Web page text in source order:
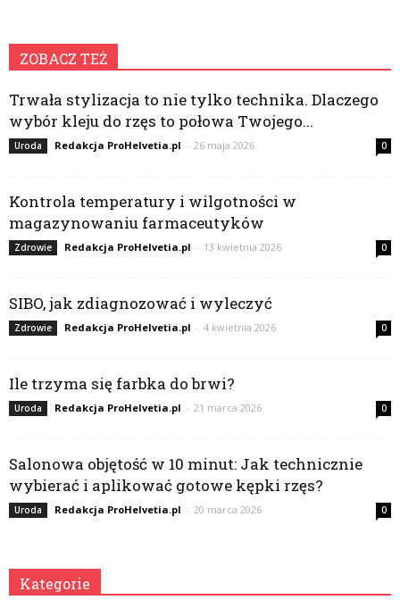
ZOBACZ TEŻ
Trwała stylizacja to nie tylko technika. Dlaczego
wybór kleju do rzęs to połowa Twojego...
Uroda Redakcja ProHelvetia.pl - 26 maja 2026 0
Kontrola temperatury i wilgotności w
magazynowaniu farmaceutyków
Zdrowie Redakcja ProHelvetia.pl - 13 kwietnia 2026 0
SIBO, jak zdiagnozować i wyleczyć
Zdrowie Redakcja ProHelvetia.pl - 4 kwietnia 2026 0
Ile trzyma się farbka do brwi?
Uroda Redakcja ProHelvetia.pl - 21 marca 2026 0
Salonowa objętość w 10 minut: Jak technicznie
wybierać i aplikować gotowe kępki rzęs?
Uroda Redakcja ProHelvetia.pl - 20 marca 2026 0
Kategorie